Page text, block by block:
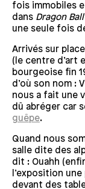
fois immobiles
dans Dragon Ball
une seule fois
Arrivés sur
(le centre d’art
bourgeoise fin
d’où son nom :
nous a fait une
dû abréger car
guêpe.
Quand nous
salle dite des
dit : Ouahh
l’exposition
devant des